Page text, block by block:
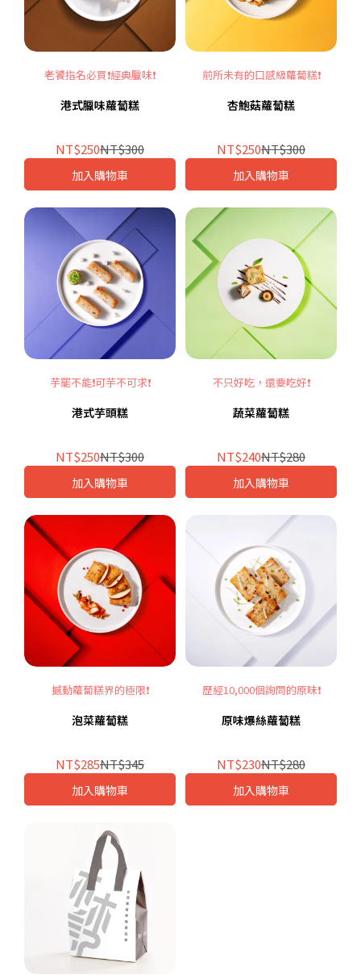
老饕指名必買❗經典臘味❗
港式臘味蘿蔔糕
NT$250NT$300
加入購物車
前所未有的口感級蘿蔔糕❗
杏鮑菇蘿蔔糕
NT$250NT$300
加入購物車
芋罷不能❗可芋不可求❗
港式芋頭糕
NT$250NT$300
加入購物車
不只好吃，還要吃好❗
蔬菜蘿蔔糕
NT$240NT$280
加入購物車
撼動蘿蔔糕界的極限❗
泡菜蘿蔔糕
NT$285NT$345
加入購物車
歷經10,000個詢問的原味❗
原味爆絲蘿蔔糕
NT$230NT$280
加入購物車